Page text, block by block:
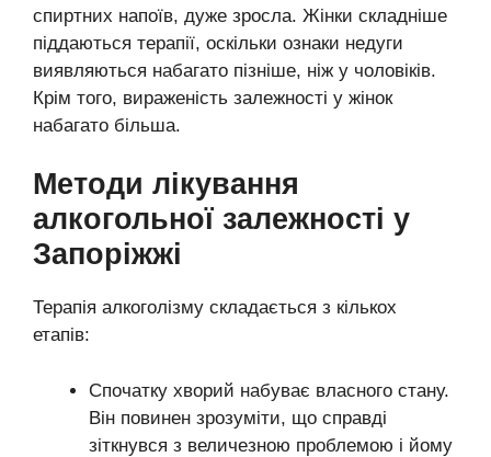
спиртних напоїв, дуже зросла. Жінки складніше
піддаються терапії, оскільки ознаки недуги
виявляються набагато пізніше, ніж у чоловіків.
Крім того, вираженість залежності у жінок
набагато більша.
Методи лікування
алкогольної залежності у
Запоріжжі
Терапія алкоголізму складається з кількох
етапів:
Спочатку хворий набуває власного стану.
Він повинен зрозуміти, що справді
зіткнувся з величезною проблемою і йому